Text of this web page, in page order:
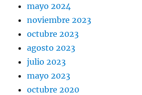
mayo 2024
noviembre 2023
octubre 2023
agosto 2023
julio 2023
mayo 2023
octubre 2020